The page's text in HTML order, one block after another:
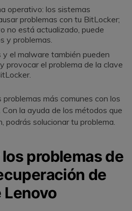
operativo: los sistemas
problemas con tu BitLocker;
no está actualizado, puede
y problemas.
el malware también pueden
provocar el problema de la clave
más comunes con los
la ayuda de los métodos que
podrás solucionar tu problema.
problemas de
de
Lenovo